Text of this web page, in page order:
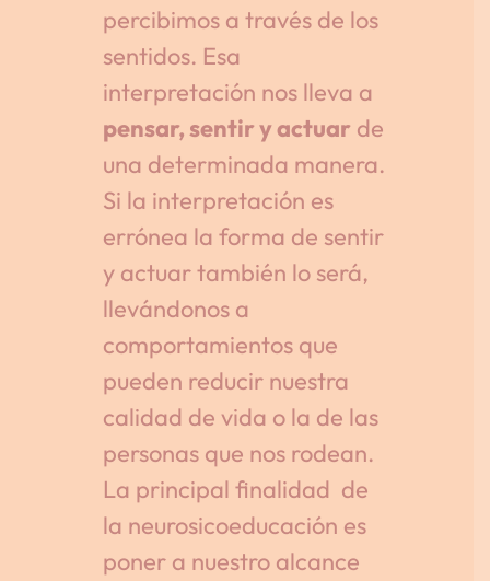
percibimos a través de los
sentidos. Esa
interpretación nos lleva a
pensar, sentir y actuar de
una determinada manera.
Si la interpretación es
errónea la forma de sentir
y actuar también lo será,
llevándonos a
comportamientos que
pueden reducir nuestra
calidad de vida o la de las
personas que nos rodean.
La principal finalidad de
la neurosicoeducación es
poner a nuestro alcance